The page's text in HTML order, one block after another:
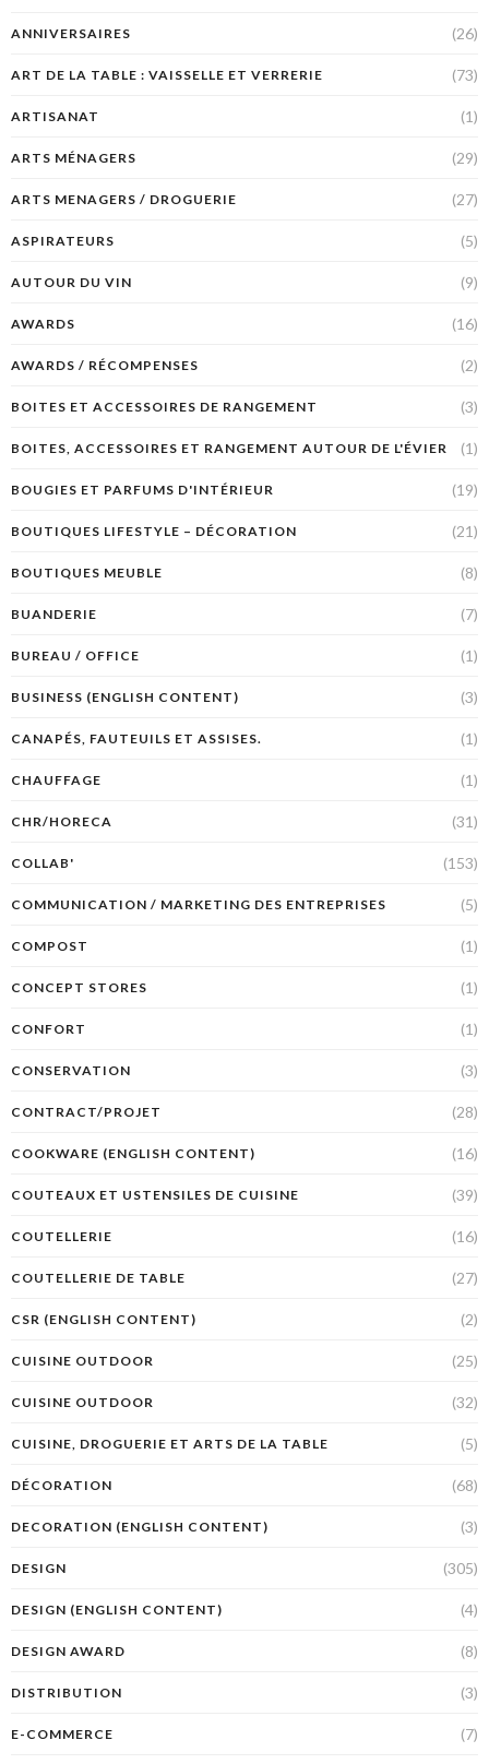
ANNIVERSAIRES (26)
ART DE LA TABLE : VAISSELLE ET VERRERIE (73)
ARTISANAT (1)
ARTS MÉNAGERS (29)
ARTS MENAGERS / DROGUERIE (27)
ASPIRATEURS (5)
AUTOUR DU VIN (9)
AWARDS (16)
AWARDS / RÉCOMPENSES (2)
BOITES ET ACCESSOIRES DE RANGEMENT (3)
BOITES, ACCESSOIRES ET RANGEMENT AUTOUR DE L'ÉVIER (1)
BOUGIES ET PARFUMS D'INTÉRIEUR (19)
BOUTIQUES LIFESTYLE – DÉCORATION (21)
BOUTIQUES MEUBLE (8)
BUANDERIE (7)
BUREAU / OFFICE (1)
BUSINESS (ENGLISH CONTENT) (3)
CANAPÉS, FAUTEUILS ET ASSISES. (1)
CHAUFFAGE (1)
CHR/HORECA (31)
COLLAB' (153)
COMMUNICATION / MARKETING DES ENTREPRISES (5)
COMPOST (1)
CONCEPT STORES (1)
CONFORT (1)
CONSERVATION (3)
CONTRACT/PROJET (28)
COOKWARE (ENGLISH CONTENT) (16)
COUTEAUX ET USTENSILES DE CUISINE (39)
COUTELLERIE (16)
COUTELLERIE DE TABLE (27)
CSR (ENGLISH CONTENT) (2)
CUISINE OUTDOOR (25)
CUISINE OUTDOOR (32)
CUISINE, DROGUERIE ET ARTS DE LA TABLE (5)
DÉCORATION (68)
DECORATION (ENGLISH CONTENT) (3)
DESIGN (305)
DESIGN (ENGLISH CONTENT) (4)
DESIGN AWARD (8)
DISTRIBUTION (3)
E-COMMERCE (7)